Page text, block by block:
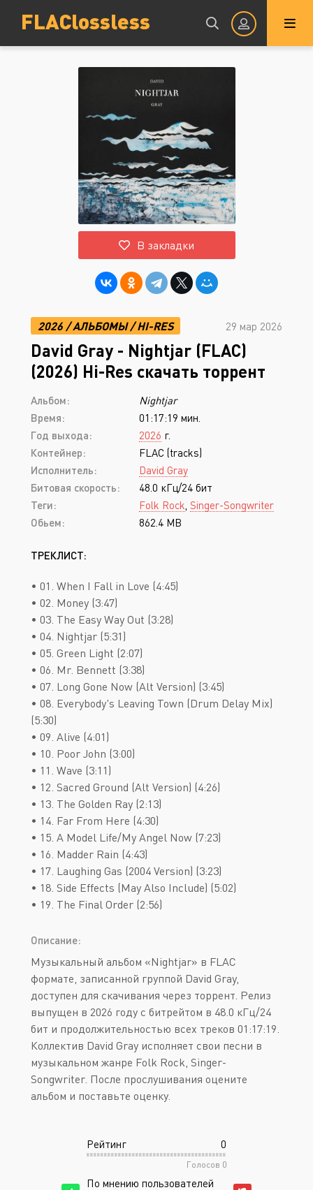
FLAClossless
Запомнить
ВОЙТИ НА САЙТ
Восстановить пароль
Или войти через
В закладки
2026 /АЛЬБОМЫ/HI-RES 29 мар 2026
David Gray - Nightjar (FLAC)
(2026) Hi-Res скачать торрент
Альбом:
Nightjar
Время:
01:17:19 мин.
Год выхода:
2026 г.
Контейнер:
FLAC (tracks)
Исполнитель:
David Gray
Битовая скорость:
48.0 кГц/24 бит
Теги:
Folk Rock Singer-Songwriter
Обьем:
862.4 MB
ТРЕКЛИСТ:
• 01. When I Fall in Love (4:45)
• 02. Money (3:47)
• 03. The Easy Way Out (3:28)
• 04. Nightjar (5:31)
• 05. Green Light (2:07)
• 06. Mr. Bennett (3:38)
• 07. Long Gone Now (Alt Version) (3:45)
• 08. Everybody's Leaving Town (Drum Delay Mix)
(5:30)
• 09. Alive (4:01)
• 10. Poor John (3:00)
• 11. Wave (3:11)
• 12. Sacred Ground (Alt Version) (4:26)
• 13. The Golden Ray (2:13)
• 14. Far From Here (4:30)
• 15. A Model Life/My Angel Now (7:23)
• 16. Madder Rain (4:43)
• 17. Laughing Gas (2004 Version) (3:23)
• 18. Side Effects (May Also Include) (5:02)
• 19. The Final Order (2:56)
Описание:
Музыкальный альбом «Nightjar» в FLAC
формате, записанной группой David Gray,
доступен для скачивания через торрент. Релиз
выпущен в 2026 году с битрейтом в 48.0 кГц/24
бит и продолжительностью всех треков 01:17:19.
Коллектив David Gray исполняет свои песни в
музыкальном жанре Folk Rock, Singer-
Songwriter. После прослушивания оцените
альбом и поставьте оценку.
Рейтинг 0
Голосов 0
По мнению пользователей